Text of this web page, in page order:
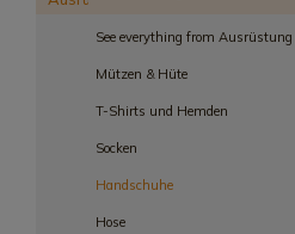
See everything from Ausrüstung
Mützen & Hüte
T-Shirts und Hemden
Socken
Handschuhe
Hose